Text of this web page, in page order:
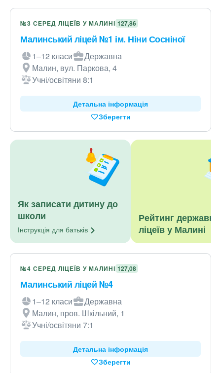
№3 СЕРЕД ЛІЦЕЇВ У МАЛИНІ 127,86
Малинський ліцей №1 ім. Ніни Сосніної
1–12 класи
Державна
Малин, вул. Паркова, 4
Учні/освітяни 8:1
Детальна інформація
Зберегти
Як записати дитину до
школи
Інструкція для батьків
Рейтинг
ліцеїв у Малині
№4 СЕРЕД ЛІЦЕЇВ У МАЛИНІ 127,08
Малинський ліцей №4
1–12 класи
Державна
Малин, пров. Шкільний, 1
Учні/освітяни 7:1
Детальна інформація
Зберегти